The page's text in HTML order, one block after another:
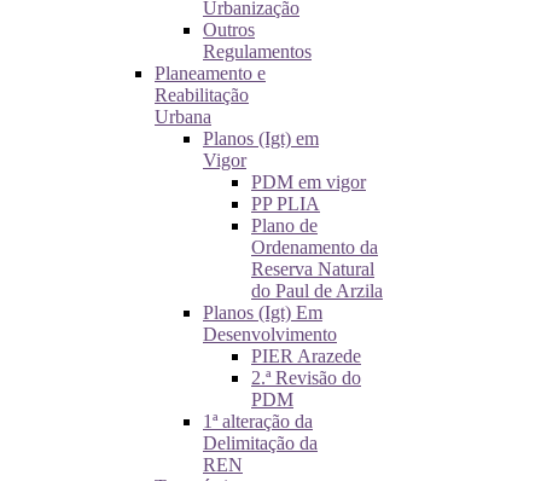
Urbanização
Outros
Regulamentos
Planeamento e
Reabilitação
Urbana
Planos (Igt) em
Vigor
PDM em vigor
PP PLIA
Plano de
Ordenamento da
Reserva Natural
do Paul de Arzila
Planos (Igt) Em
Desenvolvimento
PIER Arazede
2.ª Revisão do
PDM
1ª alteração da
Delimitação da
REN